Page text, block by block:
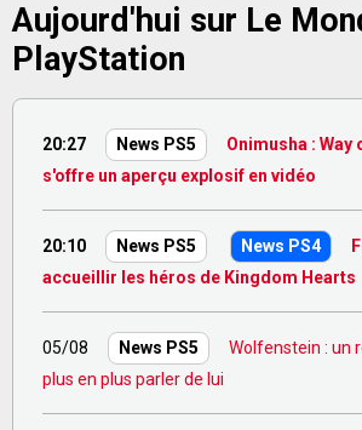
Aujourd'hui sur Le
PlayStation
20:27 News PS5
Onimusha : Way
s'offre un aperçu explosif en vidéo
20:10 News PS5 News PS4
accueillir les héros de Kingdom Hearts
05/08 News PS5
Wolfenstein : un
plus en plus parler de lui